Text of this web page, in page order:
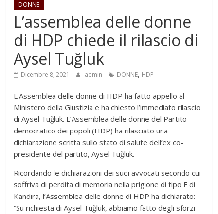
DONNE
L’assemblea delle donne
di HDP chiede il rilascio di
Aysel Tuğluk
Dicembre 8, 2021 admin DONNE, HDP
L’Assemblea delle donne di HDP ha fatto appello al
Ministero della Giustizia e ha chiesto l’immediato rilascio
di Aysel Tuğluk. L’Assemblea delle donne del Partito
democratico dei popoli (HDP) ha rilasciato una
dichiarazione scritta sullo stato di salute dell’ex co-
presidente del partito, Aysel Tuğluk.
Ricordando le dichiarazioni dei suoi avvocati secondo cui
soffriva di perdita di memoria nella prigione di tipo F di
Kandıra, l’Assemblea delle donne di HDP ha dichiarato:
“Su richiesta di Aysel Tuğluk, abbiamo fatto degli sforzi